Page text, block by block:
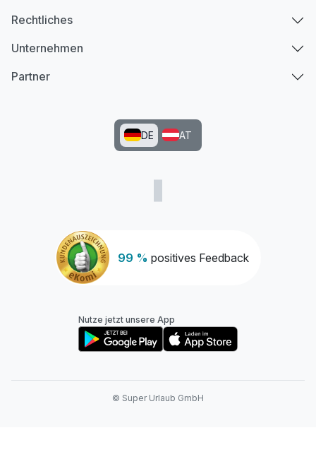
99 % positives Feedback
Rechtliches
Unternehmen
Partner
DE AT
Nutze jetzt unsere App
© Super Urlaub GmbH